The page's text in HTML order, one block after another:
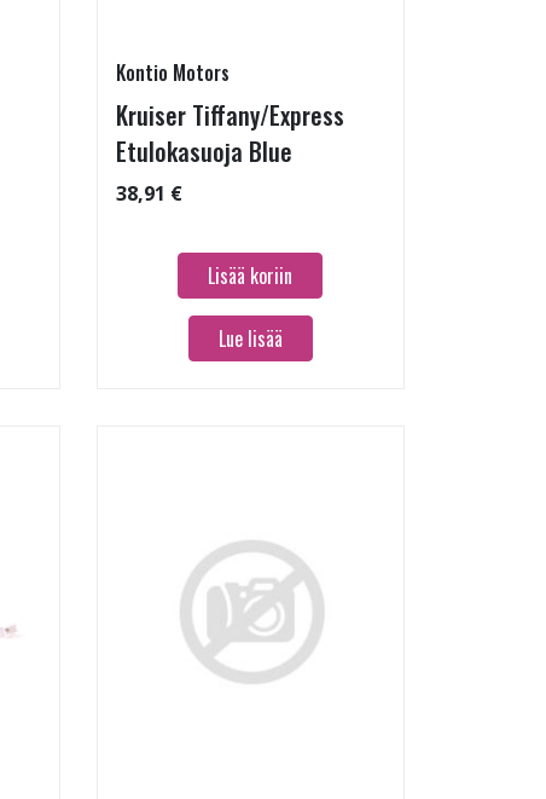
Kontio Motors
Kruiser Tiffany/Express
Etulokasuoja Blue
38,91 €
Lisää koriin
Lue lisää